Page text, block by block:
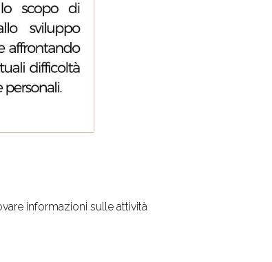
informazioni sulle attività